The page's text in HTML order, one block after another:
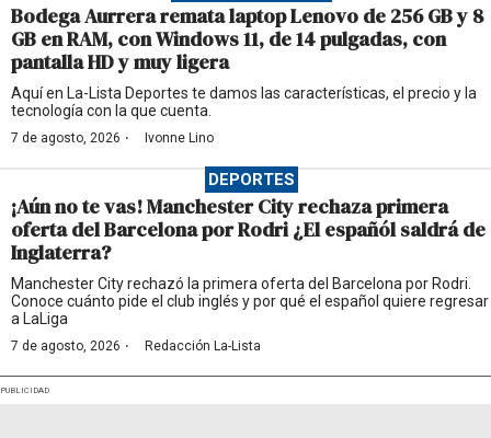
Bodega Aurrera remata laptop Lenovo de 256 GB y 8
GB en RAM, con Windows 11, de 14 pulgadas, con
pantalla HD y muy ligera
Aquí en La-Lista Deportes te damos las características, el precio y la
tecnología con la que cuenta.
7 de agosto, 2026 · Ivonne Lino
DEPORTES
¡Aún no te vas! Manchester City rechaza primera
oferta del Barcelona por Rodri ¿El españól saldrá de
Inglaterra?
Manchester City rechazó la primera oferta del Barcelona por Rodri.
Conoce cuánto pide el club inglés y por qué el español quiere regresar
a LaLiga
7 de agosto, 2026 · Redacción La-Lista
PUBLICIDAD